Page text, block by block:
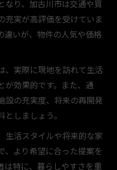
なり、加古川市は交通や買
充実が高評価を受けていま
違いが、物件の人気や価格
、実際に現地を訪れて生活
が効果的です。また、通
設の充実度、将来の再開発
しましょう。
生活スタイルや将来的な家
、より希望に合った提案を
は特に、暮らしやすさを重